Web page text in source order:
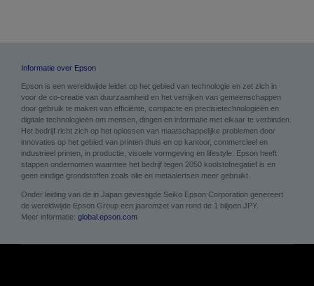
Informatie over Epson
Epson is een wereldwijde leider op het gebied van technologie en zet zich in
voor de co-creatie van duurzaamheid en het verrijken van gemeenschappen
door gebruik te maken van efficiënte, compacte en precisietechnologieën en
digitale technologieën om mensen, dingen en informatie met elkaar te verbinden.
Het bedrijf richt zich op het oplossen van maatschappelijke problemen door
innovaties op het gebied van printen thuis en op kantoor, commercieel en
industrieel printen, in productie, visuele vormgeving en lifestyle. Epson heeft
stappen ondernomen waarmee het bedrijf tegen 2050 koolstofnegatief is en
geen eindige grondstoffen zoals olie en metaalertsen meer gebruikt.
Onder leiding van de in Japan gevestigde Seiko Epson Corporation genereert
de wereldwijde Epson Group een jaaromzet van rond de 1 biljoen JPY.
Meer informatie: global.epson.com